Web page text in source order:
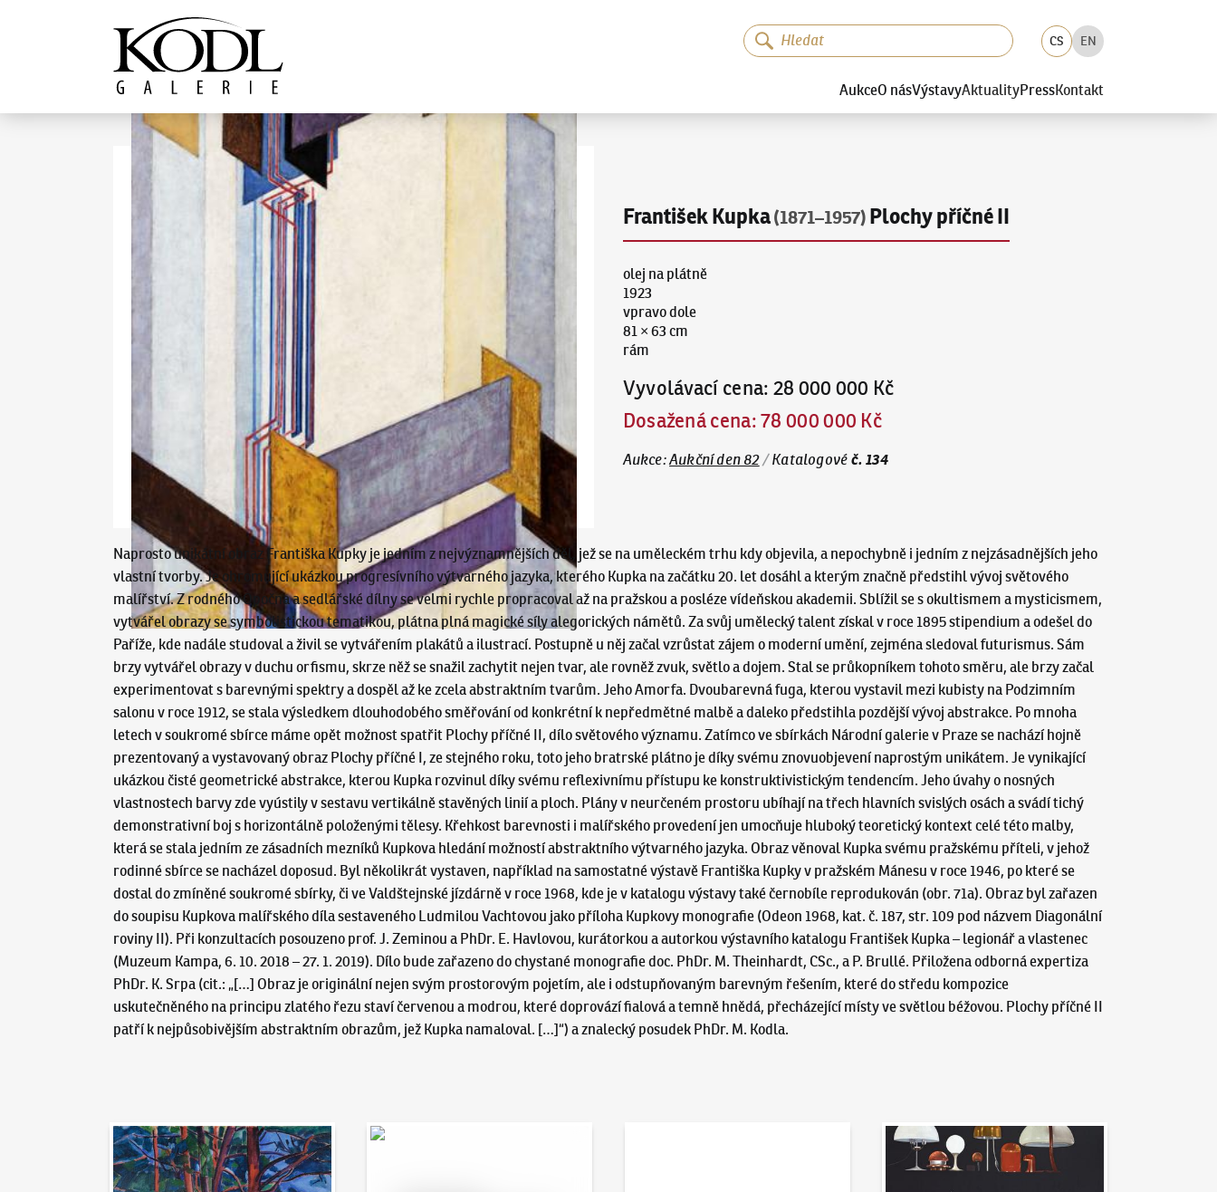
Galerie KODL
CS EN
AukceO násVýstavyAktualityPressKontakt
František Kupka(1871–1957) Plochy příčné II
olej na plátně
1923
vpravo dole
81 × 63 cm
rám
Vyvolávací cena: 28 000 000 Kč
Dosažená cena:78 000 000 Kč
Aukce:Aukční den 82/Katalogové č.134
Naprosto unikátní obraz Františka Kupky je jedním z nejvýznamnějších děl, jež se na uměleckém trhu kdy objevila, a nepochybně i jedním z nejzásadnějších jeho
vlastní tvorby. Je ohromující ukázkou progresívního výtvarného jazyka, kterého Kupka na začátku 20. let dosáhl a kterým značně předstihl vývoj světového
malířství. Z rodného Opočna a sedlářské dílny se velmi rychle propracoval až na pražskou a posléze vídeňskou akademii. Sblížil se s okultismem a mysticismem,
vytvářel obrazy se symbolistickou tematikou, plátna plná magické síly alegorických námětů. Za svůj umělecký talent získal v roce 1895 stipendium a odešel do
Paříže, kde nadále studoval a živil se vytvářením plakátů a ilustrací. Postupně u něj začal vzrůstat zájem o moderní umění, zejména sledoval futurismus. Sám
brzy vytvářel obrazy v duchu orfismu, skrze něž se snažil zachytit nejen tvar, ale rovněž zvuk, světlo a dojem. Stal se průkopníkem tohoto směru, ale brzy začal
experimentovat s barevnými spektry a dospěl až ke zcela abstraktním tvarům. Jeho Amorfa. Dvoubarevná fuga, kterou vystavil mezi kubisty na Podzimním
salonu v roce 1912, se stala výsledkem dlouhodobého směřování od konkrétní k nepředmětné malbě a daleko předstihla pozdější vývoj abstrakce. Po mnoha
letech v soukromé sbírce máme opět možnost spatřit Plochy příčné II, dílo světového významu. Zatímco ve sbírkách Národní galerie v Praze se nachází hojně
prezentovaný a vystavovaný obraz Plochy příčné I, ze stejného roku, toto jeho bratrské plátno je díky svému znovuobjevení naprostým unikátem. Je vynikající
ukázkou čisté geometrické abstrakce, kterou Kupka rozvinul díky svému reflexivnímu přístupu ke konstruktivistickým tendencím. Jeho úvahy o nosných
vlastnostech barvy zde vyústily v sestavu vertikálně stavěných linií a ploch. Plány v neurčeném prostoru ubíhají na třech hlavních svislých osách a svádí tichý
demonstrativní boj s horizontálně položenými tělesy. Křehkost barevnosti i malířského provedení jen umocňuje hluboký teoretický kontext celé této malby,
která se stala jedním ze zásadních mezníků Kupkova hledání možností abstraktního výtvarného jazyka. Obraz věnoval Kupka svému pražskému příteli, v jehož
rodinné sbírce se nacházel doposud. Byl několikrát vystaven, například na samostatné výstavě Františka Kupky v pražském Mánesu v roce 1946, po které se
dostal do zmíněné soukromé sbírky, či ve Valdštejnské jízdárně v roce 1968, kde je v katalogu výstavy také černobíle reprodukován (obr. 71a). Obraz byl zařazen
do soupisu Kupkova malířského díla sestaveného Ludmilou Vachtovou jako příloha Kupkovy monografie (Odeon 1968, kat. č. 187, str. 109 pod názvem Diagonální
roviny II). Při konzultacích posouzeno prof. J. Zeminou a PhDr. E. Havlovou, kurátorkou a autorkou výstavního katalogu František Kupka – legionář a vlastenec
(Muzeum Kampa, 6. 10. 2018 – 27. 1. 2019). Dílo bude zařazeno do chystané monografie doc. PhDr. M. Theinhardt, CSc., a P. Brullé. Přiložena odborná expertiza
PhDr. K. Srpa (cit.: „[…] Obraz je originální nejen svým prostorovým pojetím, ale i odstupňovaným barevným řešením, které do středu kompozice
uskutečněného na principu zlatého řezu staví červenou a modrou, které doprovází fialová a temně hnědá, přecházející místy ve světlou béžovou. Plochy příčné II
patří k nejpůsobivějším abstraktním obrazům, jež Kupka namaloval. […]“) a znalecký posudek PhDr. M. Kodla.
Aukční den 95 Dražit online - Artslimit Aktuality